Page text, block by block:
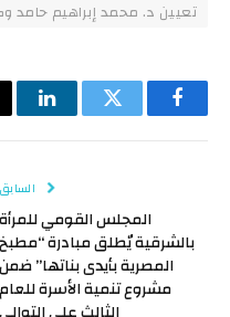
تعيين د. محمد إبراهيم حامد
فيسبوكتويتر
السابق
المجلس القومي للمرأة
بالشرقية يٌطلق مبادرة “مطبخ
المصرية بأيدى بناتها” ضمن
مشروع تنمية الأسرة للعام